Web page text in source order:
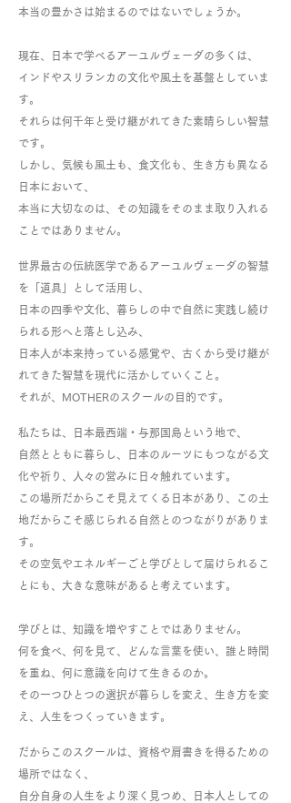
本当の豊かさは始まるのではないでしょうか。
現在、日本で学べるアーユルヴェーダの多くは、
インドやスリランカの文化や風土を基盤としていま
す。
それらは何千年と受け継がれてきた素晴らしい智慧
です。
しかし、気候も風土も、食文化も、生き方も異なる
日本において、
本当に大切なのは、その知識をそのまま取り入れる
ことではありません。
世界最古の伝統医学であるアーユルヴェーダの智慧
を「道具」として活用し、
日本の四季や文化、暮らしの中で自然に実践し続け
られる形へと落とし込み、
日本人が本来持っている感覚や、古くから受け継が
れてきた智慧を現代に活かしていくこと。
それが、MOTHERのスクールの目的です。
私たちは、日本最西端・与那国島という地で、
自然とともに暮らし、日本のルーツにもつながる文
化や祈り、人々の営みに日々触れています。
この場所だからこそ見えてくる日本があり、この土
地だからこそ感じられる自然とのつながりがありま
す。
その空気やエネルギーごと学びとして届けられるこ
とにも、大きな意味があると考えています。
学びとは、知識を増やすことではありません。
何を食べ、何を見て、どんな言葉を使い、誰と時間
を重ね、何に意識を向けて生きるのか。
その一つひとつの選択が暮らしを変え、生き方を変
え、人生をつくっていきます。
だからこのスクールは、資格や肩書きを得るための
場所ではなく、
自分自身の人生をより深く見つめ、日本人としての